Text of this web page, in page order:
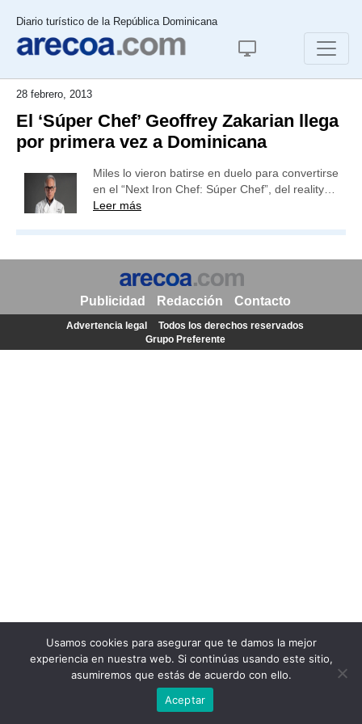
Diario turístico de la República Dominicana
28 febrero, 2013
El ‘Súper Chef’ Geoffrey Zakarian llega
por primera vez a Dominicana
Miles lo vieron batirse en duelo para convertirse
en el “Next Iron Chef: Súper Chef”, del reality…
Leer más
Usamos cookies para asegurar que te damos la mejor
experiencia en nuestra web. Si continúas usando este sitio,
asumiremos que estás de acuerdo con ello.
Aceptar
Publicidad Redacción Contacto
Advertencia legal
Todos los derechos reservados
Grupo Preferente